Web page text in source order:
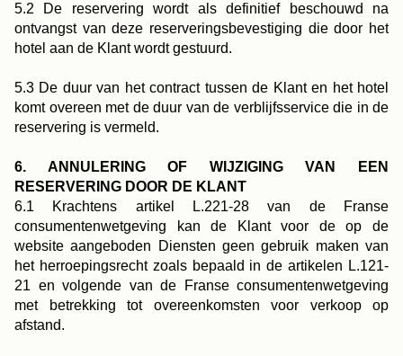
5.2 De reservering wordt als definitief beschouwd na
ontvangst van deze reserveringsbevestiging die door het
hotel aan de Klant wordt gestuurd.
5.3 De duur van het contract tussen de Klant en het hotel
komt overeen met de duur van de verblijfsservice die in de
reservering is vermeld.
6. ANNULERING OF WIJZIGING VAN EEN
RESERVERING DOOR DE KLANT
6.1 Krachtens artikel L.221-28 van de Franse
consumentenwetgeving kan de Klant voor de op de
website aangeboden Diensten geen gebruik maken van
het herroepingsrecht zoals bepaald in de artikelen L.121-
21 en volgende van de Franse consumentenwetgeving
met betrekking tot overeenkomsten voor verkoop op
afstand.